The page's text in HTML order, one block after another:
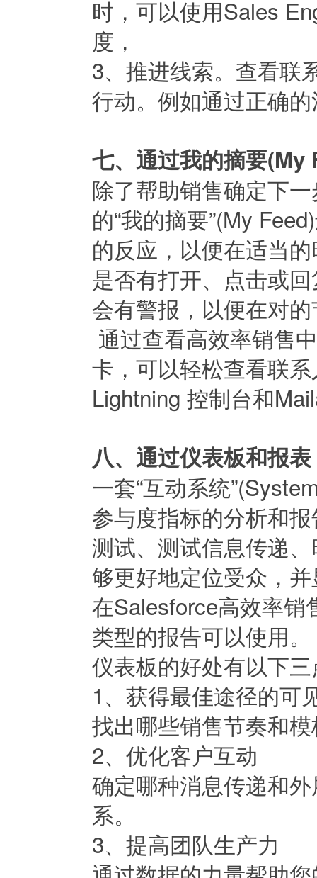
时，可以使用Sales
度，
3、推进线索。查看联
行动。例如通过正确
七、通过我的摘要(My
除了帮助销售确定下
的“我的摘要”(My
的反应，以便在适当
是否有打开、点击或
会有警报，以便在对
通过查看高效率销售
卡，可以轻松查看联
Lightning 控制台和
八、通过仪表板和报
一套“互动系统
参与度指标的分析和
测试、测试信息传递
够更好地定位受众，
在Salesforce高效率销
类型的报告可以使用。
仪表板的好处有以下
1、获得最佳途径的可
找出哪些销售节奏和
2、优化客户互动
确定哪种消息传递和
系。
3、提高团队生产力